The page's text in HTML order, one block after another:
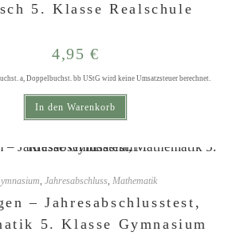
5. Klasse Realschule
4,95 €
a, Doppelbuchst. bb UStG wird keine Umsatzsteuer berechnet.
In den Warenkorb
,Jahresabschluss Mathematik
– Jahresabschlusstest,
5. Klasse Gymnasium